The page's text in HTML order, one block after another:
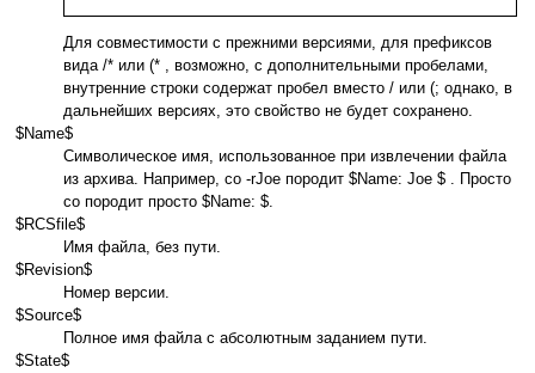
Для совместимости с прежними версиями, для префиксов
вида /* или (* , возможно, с дополнительными пробелами,
внутренние строки содержат пробел вместо / или (; однако, в
дальнейших версиях, это свойство не будет сохранено.
$Name$
Символическое имя, использованное при извлечении файла
из архива. Например, co -rJoe породит $Name: Joe $ . Просто
co породит просто $Name: $.
$RCSfile$
Имя файла, без пути.
$Revision$
Номер версии.
$Source$
Полное имя файла с абсолютным заданием пути.
$State$